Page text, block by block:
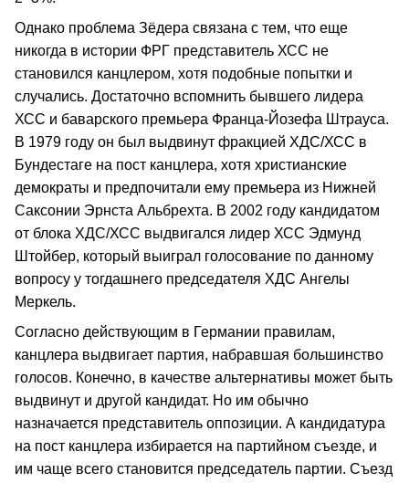
Однако проблема Зёдера связана с тем, что еще
никогда в истории ФРГ представитель ХСС не
становился канцлером, хотя подобные попытки и
случались. Достаточно вспомнить бывшего лидера
ХСС и баварского премьера Франца-Йозефа Штрауса.
В 1979 году он был выдвинут фракцией ХДС/ХСС в
Бундестаге на пост канцлера, хотя христианские
демократы и предпочитали ему премьера из Нижней
Саксонии Эрнста Альбрехта. В 2002 году кандидатом
от блока ХДС/ХСС выдвигался лидер ХСС Эдмунд
Штойбер, который выиграл голосование по данному
вопросу у тогдашнего председателя ХДС Ангелы
Меркель.
Согласно действующим в Германии правилам,
канцлера выдвигает партия, набравшая большинство
голосов. Конечно, в качестве альтернативы может быть
выдвинут и другой кандидат. Но им обычно
назначается представитель оппозиции. А кандидатура
на пост канцлера избирается на партийном съезде, и
им чаще всего становится председатель партии. Съезд